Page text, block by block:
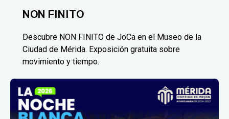
NON FINITO
Descubre NON FINITO de JoCa en el Museo de la
Ciudad de Mérida. Exposición gratuita sobre
movimiento y tiempo.